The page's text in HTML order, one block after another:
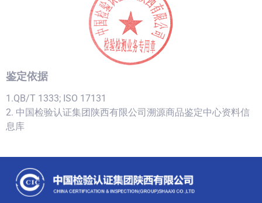
鉴定依据
1.QB/T 1333; ISO 17131
2. 中国检验认证集团陕西有限公司溯源商品鉴定中心资料信
息库